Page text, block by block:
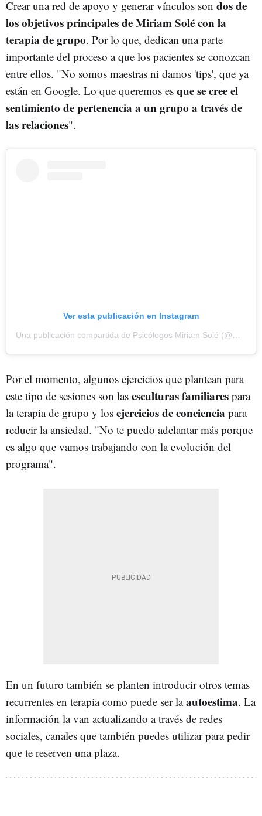
Crear una red de apoyo y generar vínculos son dos de
los objetivos principales de Miriam Solé con la
terapia de grupo. Por lo que, dedican una parte
importante del proceso a que los pacientes se conozcan
entre ellos. "No somos maestras ni damos 'tips', que ya
están en Google. Lo que queremos es que se cree el
sentimiento de pertenencia a un grupo a través de
las relaciones".
Ver esta publicación en Instagram
Una publicación compartida de Psicólogos Miriam Solé (@miriamsolepsicologos)
Por el momento, algunos ejercicios que plantean para
este tipo de sesiones son las esculturas familiares para
la terapia de grupo y los ejercicios de conciencia para
reducir la ansiedad. "No te puedo adelantar más porque
es algo que vamos trabajando con la evolución del
programa".
En un futuro también se planten introducir otros temas
recurrentes en terapia como puede ser laautoestima. La
información la van actualizando a través de redes
sociales, canales que también puedes utilizar para pedir
que te reserven una plaza.